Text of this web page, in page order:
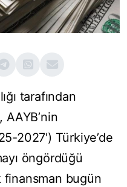
tarafından
AAYB’nin
2027') Türkiye’de
öngördüğü
finansman bugün